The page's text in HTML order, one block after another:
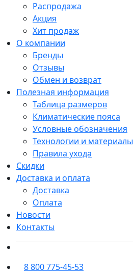
Распродажа
Акция
Хит продаж
О компании
Бренды
Отзывы
Обмен и возврат
Полезная информация
Таблица размеров
Климатические пояса
Условные обозначения
Технологии и материалы
Правила ухода
Скидки
Доставка и оплата
Доставка
Оплата
Новости
Контакты
8 800 775-45-53